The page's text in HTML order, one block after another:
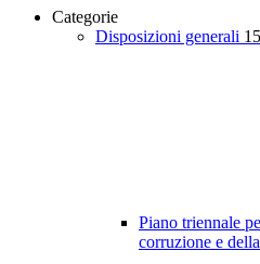
Categorie
Disposizioni generali
Piano triennale
corruzione e